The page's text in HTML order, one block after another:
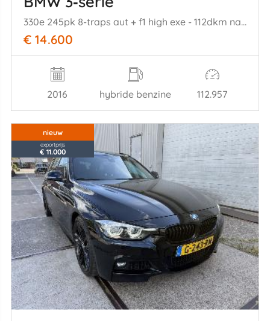
330e 245pk 8-traps aut + f1 high exe - 112dkm nap - harman - stuur + stoelverw v+a - 360cam - head up - elektr rollo
€ 14.600
2016 hybride benzine 112.957
nieuw
exportprijs
€ 11.000